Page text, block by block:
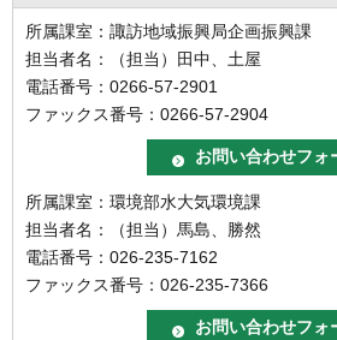
所属課室：諏訪地域振興局企画振興課
担当者名：（担当）田中、土屋
電話番号：0266-57-2901
ファックス番号：0266-57-2904
所属課室：環境部水大気環境課
担当者名：（担当）馬島、勝然
電話番号：026-235-7162
ファックス番号：026-235-7366